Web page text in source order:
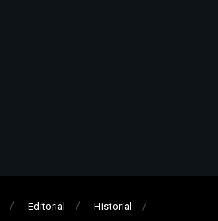
Editorial
Historial